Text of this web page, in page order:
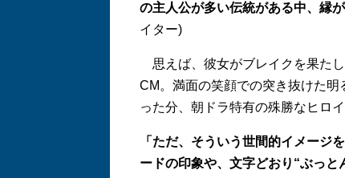
の主人公が多い伝統がある中、縁
イター)
思えば、彼女がブレイクを果た
CM。満面の笑顔での突き抜けた
った分、朝ドラ特有の殊勝なヒロ
「ただ、そういう世間的イメージ
ードの印象や、文字どおり“ぶっ